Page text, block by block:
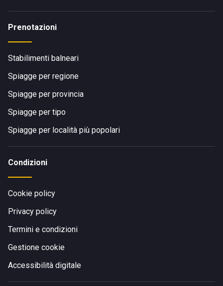
Prenotazioni
Stabilimenti balneari
Spiagge per regione
Spiagge per provincia
Spiagge per tipo
Spiagge per località più popolari
Condizioni
Cookie policy
Privacy policy
Termini e condizioni
Gestione cookie
Accessibilità digitale